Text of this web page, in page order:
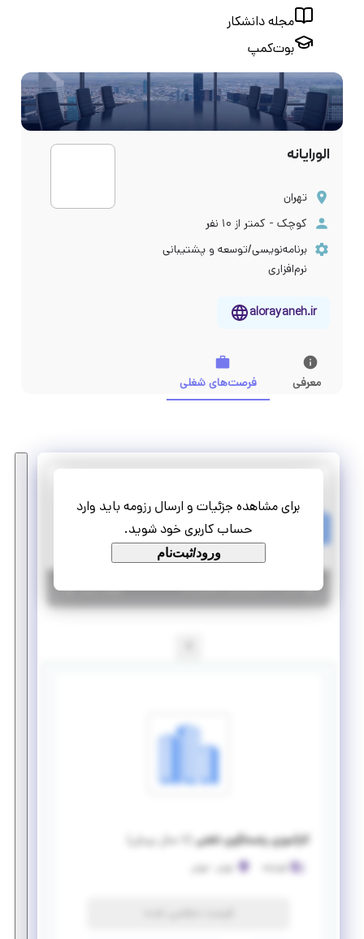
مجله دانشکار
بوت‌کمپ
الورایانه
تهران
کوچک - کمتر از ۱۰ نفر
برنامه‌نویسی/توسعه و پشتیبانی
نرم‌افزاری
alorayaneh.ir
معرفی فرصت‌های شغلی
برای مشاهده جزئیات و ارسال رزومه باید وارد
حساب کاربری خود شوید.
ورود/ثبت‌نام
کارآموزی پاسخگوی تلفنی
پاره وقت تمام وقت
تهران |۷ سال پیش | منقضی شده جزئیات بیشتر
کارآموزی پاسخگوی تلفنی